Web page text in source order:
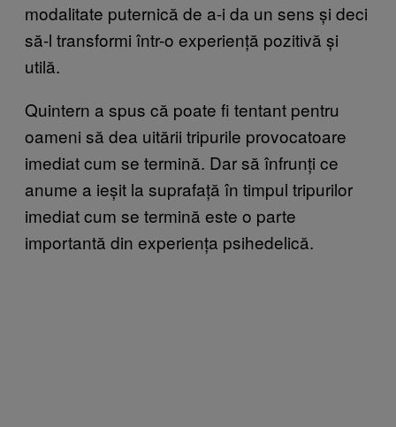
modalitate puternică de a-i da un sens și deci
să-l transformi într-o experiență pozitivă și
utilă.
Quintern a spus că poate fi tentant pentru
oameni să dea uitării tripurile provocatoare
imediat cum se termină. Dar să înfrunți ce
anume a ieșit la suprafață în timpul tripurilor
imediat cum se termină este o parte
importantă din experiența psihedelică.